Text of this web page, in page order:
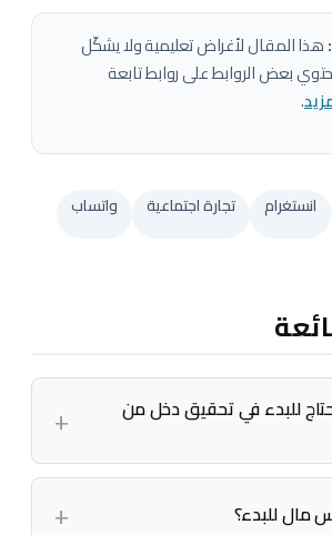
هذا المقال لأغراض تعليمية ولا يشكّل
بعض الروابط على روابط تابعة
.
انستغرام تجارة اجتماعية واتساب
للبدء في تحقيق دخل من
مال للبدء؟